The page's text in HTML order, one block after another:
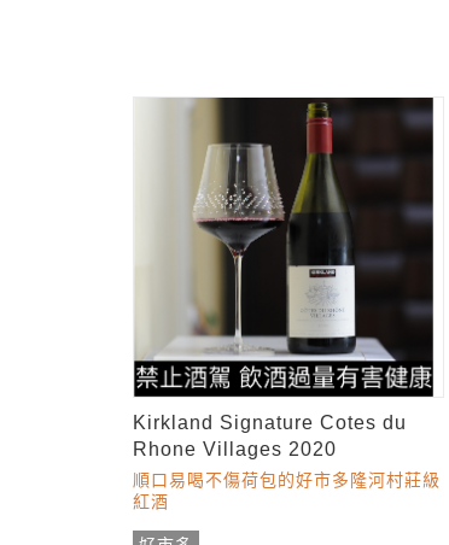
Kirkland Signature Cotes du
Rhone Villages 2020
順口易喝不傷荷包的好市多隆河村莊級
紅酒